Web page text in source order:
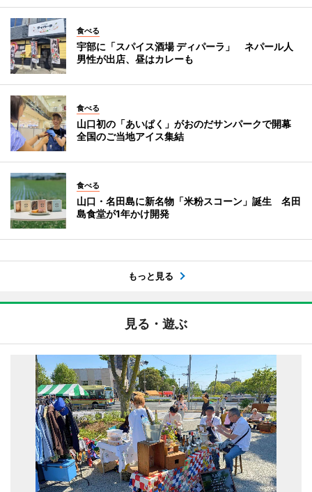
食べる
宇部に「スパイス酒場 ディパーラ」 ネパール人
男性が出店、昼はカレーも
食べる
山口初の「あいぱく」がおのだサンパークで開幕
全国のご当地アイス集結
食べる
山口・名田島に新名物「米粉スコーン」誕生 名田
島食堂が1年かけ開発
もっと見る
見る・遊ぶ